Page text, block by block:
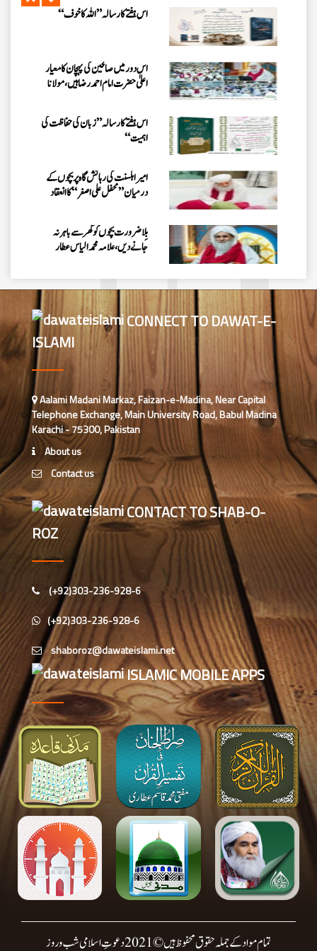
الیاس عطار قادری
امیر اہلسنت کی رہائش گاہ پر بچوں کے
بِلا ضرورت بچوں کو گھر سے باہر نہ
قادری
حکمتِ عملی کے ساتھ نیکی کی دعوت
قادری
اس ہفتے کا رسالہ ” فیضان مفتی اعظم
ہند “
زلزلے کا اصل سبب لوگوں کے گناہ
ہیں، علامہ مولانا الیاس عطار قادری
اس ہفتے کا رسالہ ” اللہ والوں کے 12
واقعات (قسط: 1) “
سید مختار اشرف رضوی صاحب کی اہلیہ
کے انتقال پر امیر اہلسنت کی تعزیت
اس ہفتے کا رسالہ ”اللہ کا خوف“
اس دور میں صالحین کی پہچان کا معیار
اعلیٰ حضر ت امام احمد رضا ہیں، مولانا
الیاس عطار قادری
اس ہفتے کا رسالہ ” زبان کی حفاظت کی
اہمیت“
CONNECT TO DAWAT-E-
ISLAMI
Aalami Madani Markaz, Faizan-e-Madina, Near Capital
Telephone Exchange, Main University Road, Babul Madina
Karachi - 75300, Pakistan
About us
Contact us
CONTACT TO SHAB-O-
ROZ
(+92)303-236-928-6
(+92)303-236-928-6
ISLAMIC MOBILE APPS
تمام مواد کے جملہ حقوق محفوظ ہیں © 2021 دعوتِ اسلامی شب وروز